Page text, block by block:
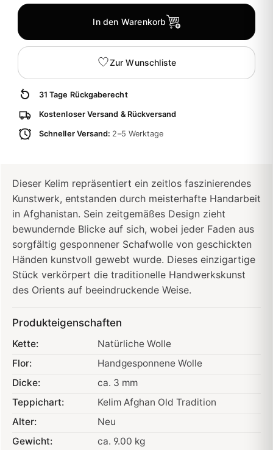
In den Warenkorb
Zur Wunschliste
31 Tage Rückgaberecht
Kostenloser Versand & Rückversand
Schneller Versand: 2–5 Werktage
Dieser Kelim repräsentiert ein zeitlos faszinierendes
Kunstwerk, entstanden durch meisterhafte Handarbeit
in Afghanistan. Sein zeitgemäßes Design zieht
bewundernde Blicke auf sich, wobei jeder Faden aus
sorgfältig gesponnener Schafwolle von geschickten
Händen kunstvoll gewebt wurde. Dieses einzigartige
Stück verkörpert die traditionelle Handwerkskunst
des Orients auf beeindruckende Weise.
Produkteigenschaften
Kette:
Natürliche Wolle
Flor:
Handgesponnene Wolle
Dicke:
ca. 3 mm
Teppichart:
Kelim Afghan Old Tradition
Alter:
Neu
Gewicht:
ca. 9.00 kg